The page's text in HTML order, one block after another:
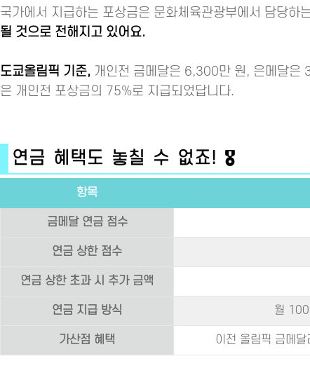
국가에서 지급하는 포상금은 문화체육관광부에서 담당하
될 것으로 전해지고 있어요.
도쿄올림픽 기준, 개인전 금메달은 6,300만 원, 은메달은
은 개인전 포상금의 75%로 지급되었답니다.
연금 혜택도 놓칠 수 없죠! 🎖️
항목
금메달 연금 점수
연금 상한 점수
연금 상한 초과 시 추가 금액
연금 지급 방식 월
가산점 혜택 이전 올림픽 금메